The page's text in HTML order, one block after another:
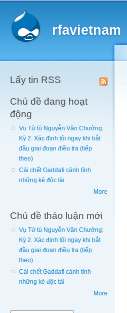
rfavietnam
Lấy tin RSS
Chủ đề đang hoạt
động
Vụ Tử tù Nguyễn Văn Chưởng:
Kỳ 2. Xác định tội ngay khi bắt
đầu giai đoạn điều tra (tiếp
theo)
Cái chết Gaddafi cảnh tỉnh
những kẻ độc tài
More
Chủ đề thảo luận mới
Vụ Tử tù Nguyễn Văn Chưởng:
Kỳ 2. Xác định tội ngay khi bắt
đầu giai đoạn điều tra (tiếp
theo)
Cái chết Gaddafi cảnh tỉnh
những kẻ độc tài
More